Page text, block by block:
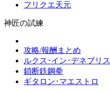
フリクエ天元
神匠の試練
攻略/報酬まとめ
ルクス･イン･デネブリス
鎖断鉄鋼拳
ギタロン･マエストロ